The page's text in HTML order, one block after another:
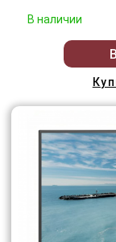
В наличии